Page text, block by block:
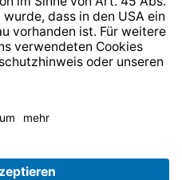
Mehrwertsteuer zzgl.
Digital GmbH